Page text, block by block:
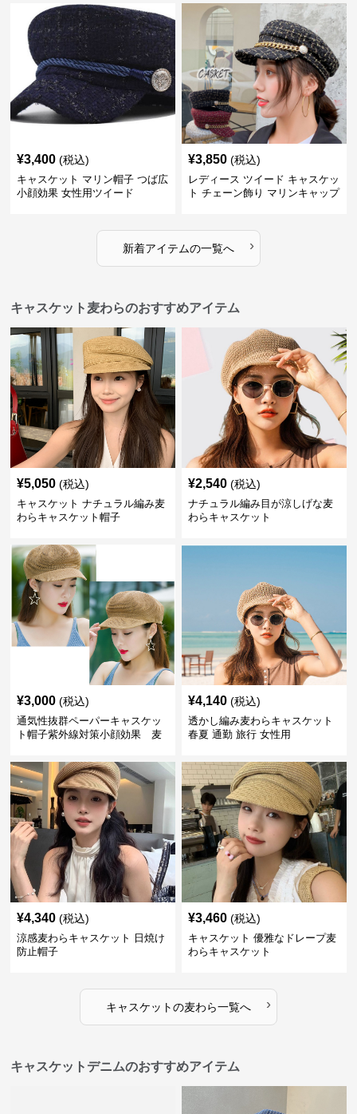
¥3,400 (税込)
キャスケット マリン帽子 つば広
小顔効果 女性用ツイード
¥3,850 (税込)
レディース ツイード キャスケッ
ト チェーン飾り マリンキャップ
新着アイテムの一覧へ ›
キャスケット麦わらのおすすめアイテム
¥5,050 (税込)
キャスケット ナチュラル編み麦
わらキャスケット帽子
¥2,540 (税込)
ナチュラル編み目が涼しげな麦
わらキャスケット
¥3,000 (税込)
通気性抜群ペーパーキャスケッ
ト帽子紫外線対策小顔効果 麦
¥4,140 (税込)
透かし編み麦わらキャスケット
春夏 通勤 旅行 女性用
¥4,340 (税込)
涼感麦わらキャスケット 日焼け
防止帽子
¥3,460 (税込)
キャスケット 優雅なドレープ麦
わらキャスケット
キャスケットの麦わら一覧へ ›
キャスケットデニムのおすすめアイテム